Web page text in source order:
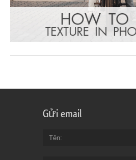
Gửi email
Tên